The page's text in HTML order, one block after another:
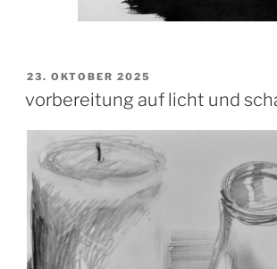
VERÖFFENTLICHT
23. OKTOBER 2025
vorbereitung auf licht und